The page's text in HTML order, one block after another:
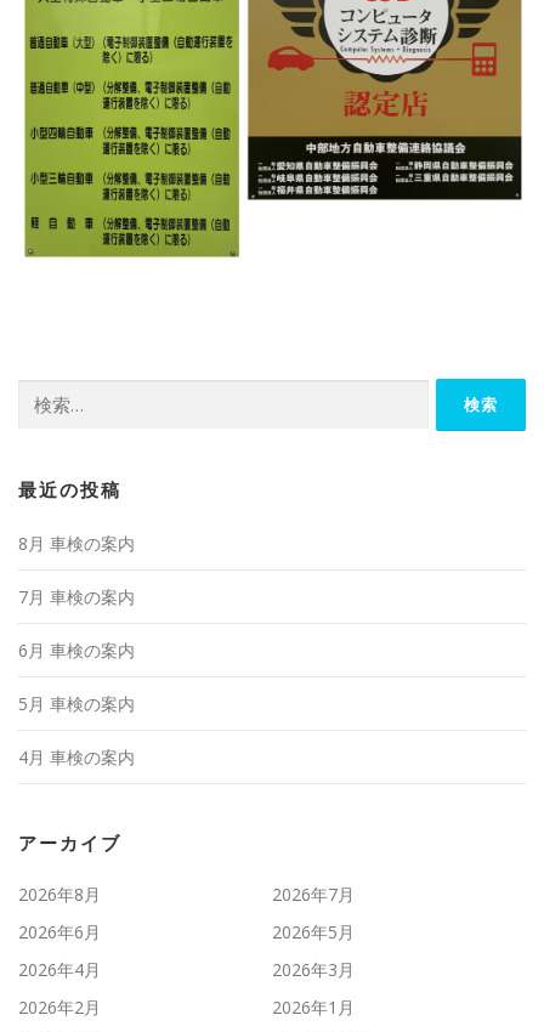
索:
最近の投稿
8月 車検の案内
7月 車検の案内
6月 車検の案内
5月 車検の案内
4月 車検の案内
アーカイブ
2026年8月
2026年7月
2026年6月
2026年5月
2026年4月
2026年3月
2026年2月
2026年1月